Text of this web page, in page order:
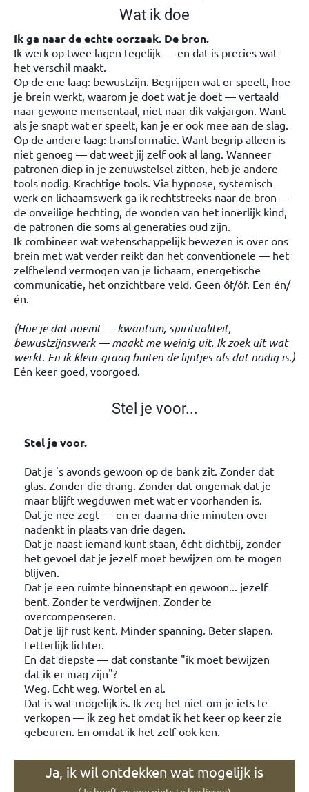
Wat ik doe
Ik ga naar de echte oorzaak. De bron.
Ik werk op twee lagen tegelijk — en dat is precies wat
het verschil maakt.
Op de ene laag: bewustzijn. Begrijpen wat er speelt, hoe
je brein werkt, waarom je doet wat je doet — vertaald
naar gewone mensentaal, niet naar dik vakjargon. Want
als je snapt wat er speelt, kan je er ook mee aan de slag.
Op de andere laag: transformatie. Want begrip alleen is
niet genoeg — dat weet jij zelf ook al lang. Wanneer
patronen diep in je zenuwstelsel zitten, heb je andere
tools nodig. Krachtige tools. Via hypnose, systemisch
werk en lichaamswerk ga ik rechtstreeks naar de bron —
de onveilige hechting, de wonden van het innerlijk kind,
de patronen die soms al generaties oud zijn.
Ik combineer wat wetenschappelijk bewezen is over ons
brein met wat verder reikt dan het conventionele — het
zelfhelend vermogen van je lichaam, energetische
communicatie, het onzichtbare veld. Geen óf/óf. Een én/
én.
(Hoe je dat noemt — kwantum, spiritualiteit,
bewustzijnswerk — maakt me weinig uit. Ik zoek uit wat
werkt. En ik kleur graag buiten de lijntjes als dat nodig is.)
Eén keer goed, voorgoed.
Stel je voor...
Stel je voor.
Dat je 's avonds gewoon op de bank zit. Zonder dat
glas. Zonder die drang. Zonder dat ongemak dat je
maar blijft wegduwen met wat er voorhanden is.
Dat je nee zegt — en er daarna drie minuten over
nadenkt in plaats van drie dagen.
Dat je naast iemand kunt staan, écht dichtbij, zonder
het gevoel dat je jezelf moet bewijzen om te mogen
blijven.
Dat je een ruimte binnenstapt en gewoon... jezelf
bent. Zonder te verdwijnen. Zonder te
overcompenseren.
Dat je lijf rust kent. Minder spanning. Beter slapen.
Letterlijk lichter.
En dat diepste — dat constante "ik moet bewijzen
dat ik er mag zijn"?
Weg. Echt weg. Wortel en al.
Dat is wat mogelijk is. Ik zeg het niet om je iets te
verkopen — ik zeg het omdat ik het keer op keer zie
gebeuren. En omdat ik het zelf ook ken.
Ja, ik wil ontdekken wat mogelijk is